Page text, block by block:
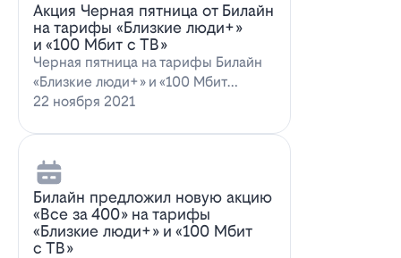
Акция Черная пятница от Билайн
на тарифы «Близкие люди+»
и «100 Мбит с ТВ»
Черная пятница на тарифы Билайн
«Близкие люди+» и «100 Мбит
с ТВ»Билайн пред…
22 ноября 2021
Билайн предложил новую акцию
«Все за 400» на тарифы
«Близкие люди+» и «100 Мбит
с ТВ»